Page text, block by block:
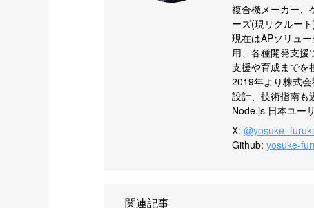
複合機メーカー、
ーズ(現リクルート
現在はAPソリュ
用、各種開発支援
支援や育成までを
2019年より株式
設計、技術指南も
Node.js 日本ユー
X:
Github: yosuke-
関連記事